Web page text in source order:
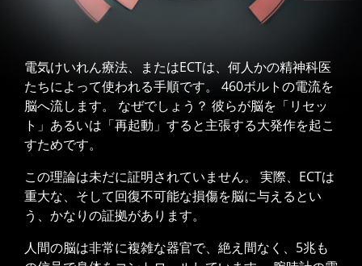
電気けいれん療法、またはECTは、何人かの精神科医
たちによって使われる手順です。 460ボルトの電流を
脳へ流します。 なぜでしょう？ 彼らが脳を「リセッ
ト」あるいは「再起動」すると主張する大発作を起こ
すためです。
この理論は未だに証明されていません。 実際、ECTは
重大な、そして回復不可能な損傷を脳に与えるとい
う、かなりの証拠があります。
人間の脳は非常に複雑な器官で、絶え間なく、5兆も